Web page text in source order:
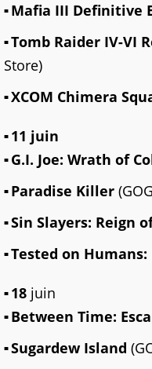
Mafia III Definitive
Tomb Raider IV-VI
Store)
XCOM Chimera
11 juin
G.I. Joe: Wrath of
Paradise Killer
Sin Slayers: Reign
Tested on Humans:
18 juin
Between Time:
Sugardew Island